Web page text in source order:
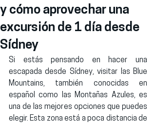
y cómo aprovechar una
excursión de 1 día desde
Sídney
Si estás pensando en hacer una
escapada desde Sídney, visitar las Blue
Mountains, también conocidas en
español como las
Montañas Azules, es
una de las mejores opciones que puedes
elegir. Esta zona está a poca distancia de